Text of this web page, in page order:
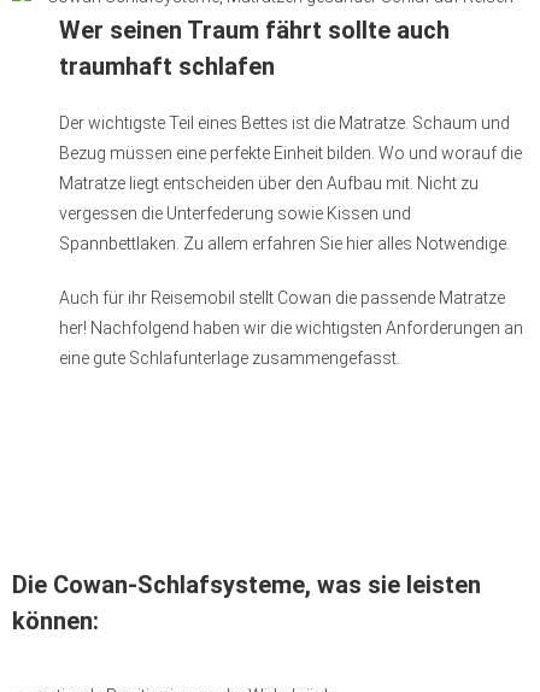
Wer seinen Traum fährt sollte auch
traumhaft schlafen
Der wichtigste Teil eines Bettes ist die Matratze. Schaum und
Bezug müssen eine perfekte Einheit bilden. Wo und worauf die
Matratze liegt entscheiden über den Aufbau mit. Nicht zu
vergessen die Unterfederung sowie Kissen und
Spannbettlaken. Zu allem erfahren Sie hier alles Notwendige.
Auch für ihr Reisemobil stellt Cowan die passende Matratze
her! Nachfolgend haben wir die wichtigsten Anforderungen an
eine gute Schlafunterlage zusammengefasst.
Die Cowan-Schlafsysteme, was sie leisten
können: